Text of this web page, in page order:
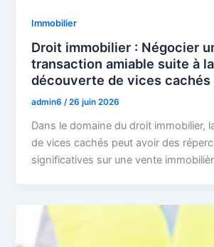
Immobilier
Droit immobilier : Négocier
transaction amiable suite à la
découverte de vices cachés
admin6/26 juin 2026
Dans le domaine du droit immobilier,
de vices cachés peut avoir des
significatives sur une vente